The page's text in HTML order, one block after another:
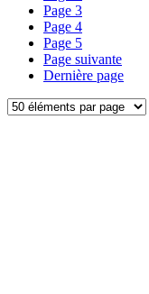
Page 3
Page 4
Page 5
Page suivante
Dernière page